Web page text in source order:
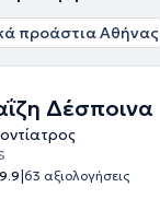
προάστια Αθήνας
Δέσποινα
9.9|63 αξιολογήσεις